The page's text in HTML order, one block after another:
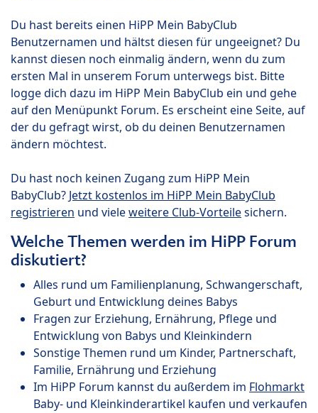
Du hast bereits einen HiPP Mein BabyClub
Benutzernamen und hältst diesen für ungeeignet? Du
kannst diesen noch einmalig ändern, wenn du zum
ersten Mal in unserem Forum unterwegs bist. Bitte
logge dich dazu im HiPP Mein BabyClub ein und gehe
auf den Menüpunkt Forum. Es erscheint eine Seite, auf
der du gefragt wirst, ob du deinen Benutzernamen
ändern möchtest.
Du hast noch keinen Zugang zum HiPP Mein
BabyClub? Jetzt kostenlos im HiPP Mein BabyClub
registrieren und vieleweitere Club-Vorteilesichern.
Welche Themen werden im HiPP Forum
diskutiert?
Alles rund um Familienplanung, Schwangerschaft,
Geburt und Entwicklung deines Babys
Fragen zur Erziehung, Ernährung, Pflege und
Entwicklung von Babys und Kleinkindern
Sonstige Themen rund um Kinder, Partnerschaft,
Familie, Ernährung und Erziehung
Im HiPP Forum kannst du außerdem im Flohmarkt
Baby- und Kleinkinderartikel kaufen und verkaufen